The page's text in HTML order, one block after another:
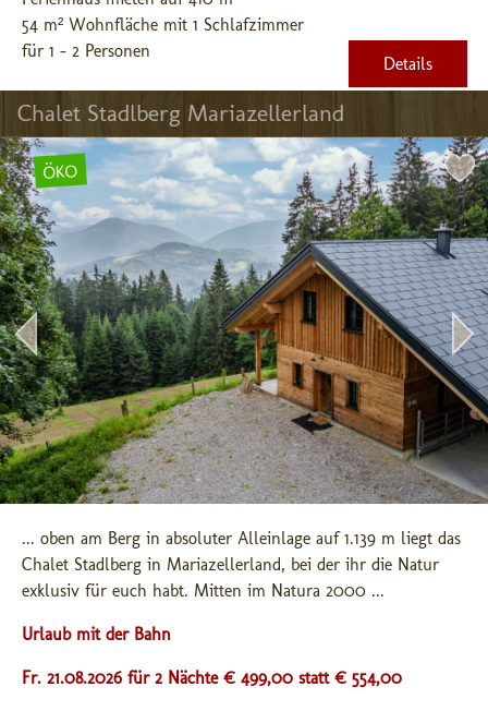
54 m² Wohnfläche mit 1 Schlafzimmer
für 1 - 2 Personen
Details
Chalet Stadlberg Mariazellerland
ÖKO
... oben am Berg in absoluter Alleinlage auf 1.139 m liegt das
Chalet Stadlberg in Mariazellerland, bei der ihr die Natur
exklusiv für euch habt. Mitten im Natura 2000 ...
Urlaub mit der Bahn
Fr. 21.08.2026 für 2 Nächte € 499,00 statt € 554,00